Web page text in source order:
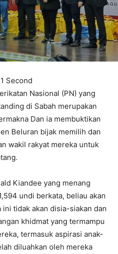
Second
Nasional (PN) yang
di Sabah merupakan
Dan ia membuktikan
Beluran bijak memilih dan
wakil rakyat mereka untuk
Kiandee yang menang
undi berkata, beliau akan
tidak akan disia-siakan dan
khidmat yang termampu
termasuk aspirasi anak-
diluahkan oleh mereka